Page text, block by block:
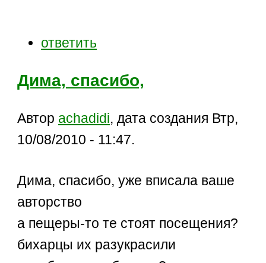
ответить
Дима, спасибо,
Автор achadidi, дата создания Втр,
10/08/2010 - 11:47.
Дима, спасибо, уже вписала ваше
авторство
а пещеры-то те стоят посещения?
бихарцы их разукрасили